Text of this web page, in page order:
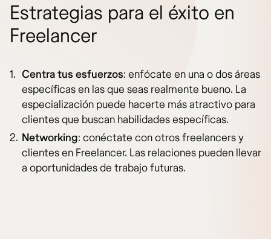
Estrategias para el éxito en
Freelancer
Centra tus esfuerzos: enfócate en una o dos áreas
específicas en las que seas realmente bueno. La
especialización puede hacerte más atractivo para
clientes que buscan habilidades específicas.
Networking: conéctate con otros freelancers y
clientes en Freelancer. Las relaciones pueden llevar
a oportunidades de trabajo futuras.